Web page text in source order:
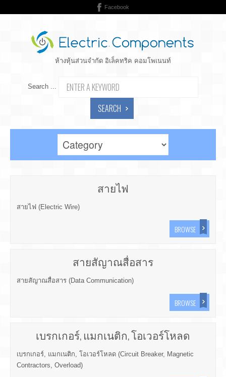
Facebook
ห้างหุ้นส่วนจำกัด อิเล็คทริค คอมโพเนนท์
Search ...
SEARCH
สายไฟ
สายไฟ (Electric Wire)
BROWSE
สายสัญาณสื่อสาร
สายสัญาณสื่อสาร (Data Communication)
BROWSE
เบรกเกอร์, แมกเนติก, โอเวอร์โหลด
เบรกเกอร์, แมกเนติก, โอเวอร์โหลด (Circuit Breaker, Magnetic
Contractors, Overload)